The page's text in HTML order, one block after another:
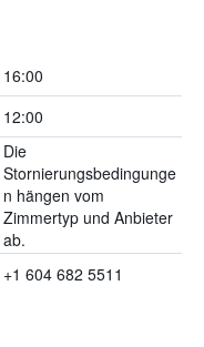
16:00
12:00
Die
Stornierungsbedingunge
n hängen vom
Zimmertyp und Anbieter
ab.
+1 604 682 5511